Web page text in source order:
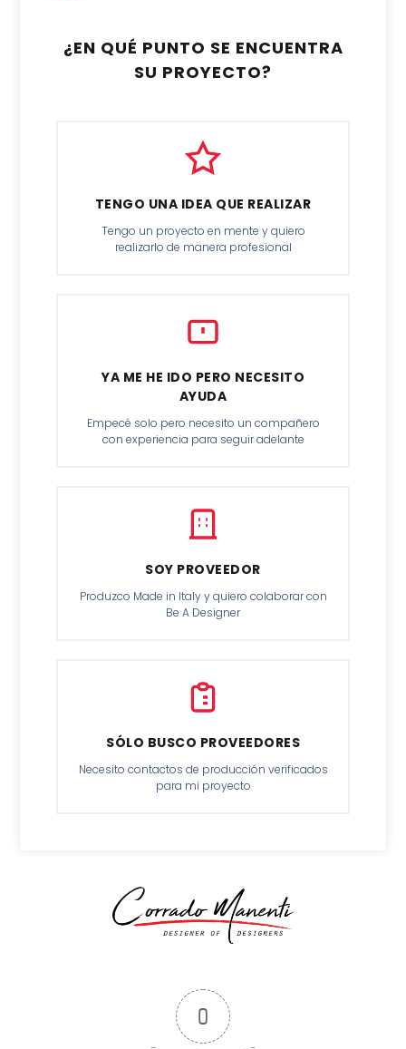
¿EN QUÉ PUNTO SE ENCUENTRA
SU PROYECTO?
TENGO UNA IDEA QUE REALIZAR
Tengo un proyecto en mente y quiero
realizarlo de manera profesional
YA ME HE IDO PERO NECESITO
AYUDA
Empecé solo pero necesito un compañero
con experiencia para seguir adelante
SOY PROVEEDOR
Produzco Made in Italy y quiero colaborar con
Be A Designer
SÓLO BUSCO PROVEEDORES
Necesito contactos de producción verificados
para mi proyecto
0